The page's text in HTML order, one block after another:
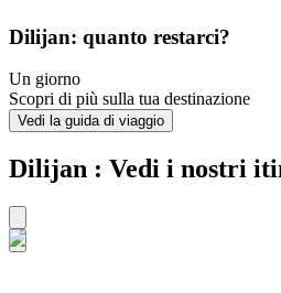
Dilijan: quanto restarci?
Un giorno
Scopri di più sulla tua destinazione
Vedi la guida di viaggio
Dilijan : Vedi i nostri